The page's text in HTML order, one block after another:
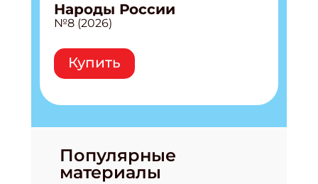
Народы России
№8 (2026)
Купить
Популярные
материалы